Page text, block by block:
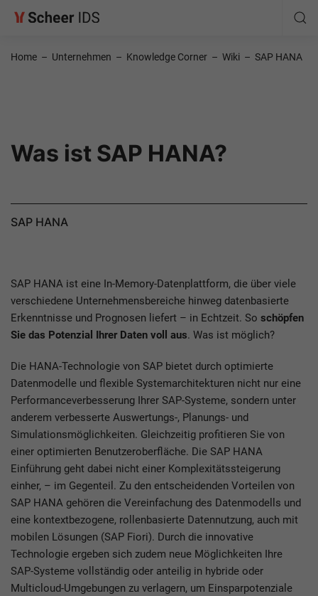
Home – Unternehmen – Knowledge Corner – Wiki – SAP HANA
Was ist SAP HANA?
SAP HANA
SAP HANA ist eine In-Memory-Datenplattform, die über viele
verschiedene Unternehmensbereiche hinweg datenbasierte
Erkenntnisse und Prognosen liefert – in Echtzeit. So schöpfen
Sie das Potenzial Ihrer Daten voll aus. Was ist möglich?
Die HANA-Technologie von SAP bietet durch optimierte
Datenmodelle und flexible Systemarchitekturen nicht nur eine
Performanceverbesserung Ihrer SAP-Systeme, sondern unter
anderem verbesserte Auswertungs-, Planungs- und
Simulationsmöglichkeiten. Gleichzeitig profitieren Sie von
einer optimierten Benutzeroberfläche. Die SAP HANA
Einführung geht dabei nicht einer Komplexitätssteigerung
einher, – im Gegenteil. Zu den entscheidenden Vorteilen von
SAP HANA gehören die Vereinfachung des Datenmodells und
eine kontextbezogene, rollenbasierte Datennutzung, auch mit
mobilen Lösungen (SAP Fiori). Durch die innovative
Technologie ergeben sich zudem neue Möglichkeiten Ihre
SAP-Systeme vollständig oder anteilig in hybride oder
Multicloud-Umgebungen zu verlagern, um Einsparpotenziale